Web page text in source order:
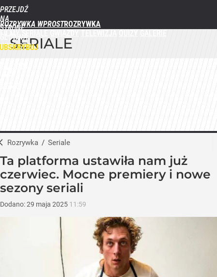
PRZEJDŹ
NA
STRONĘ
GŁÓWNĄ
WPROST.PL
ROZRYWKA WPROST
SERIALE
Rozrywka / Seriale
Ta platforma ustawiła nam już
czerwiec. Mocne premiery i nowe
sezony seriali
Dodano:29 maja 2025 11:59